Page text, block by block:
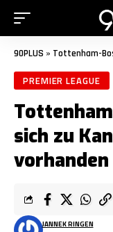
90PLUS » Tottenham-Boss
PREMIER LEAGUE
sich zu
vorhanden
JANNEK RINGEN